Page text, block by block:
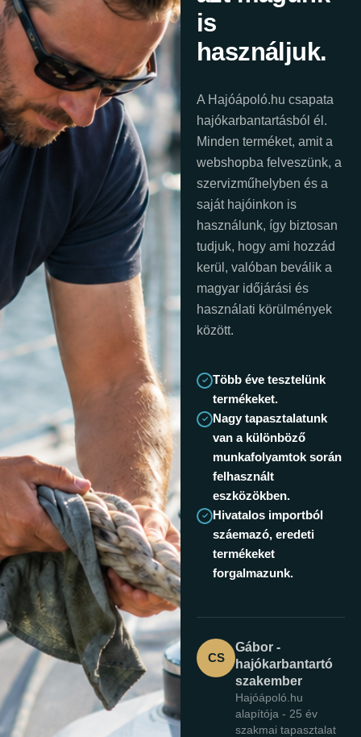
is
használjuk.
A Hajóápoló.hu csapata
hajókarbantartásból él.
Minden terméket, amit a
webshopba felveszünk, a
szervizműhelyben és a
saját hajóinkon is
használunk, így biztosan
tudjuk, hogy ami hozzád
kerül, valóban beválik a
magyar időjárási és
használati körülmények
között.
Több éve tesztelünk
termékeket.
Nagy tapasztalatunk
van a különböző
munkafolyamtok során
felhasznált
eszközökben.
Hivatalos importból
száemazó, eredeti
termékeket
forgalmazunk.
CS
Gábor -
hajókarbantartó
szakember
Hajóápoló.hu
alapítója - 25 év
szakmai tapasztalat